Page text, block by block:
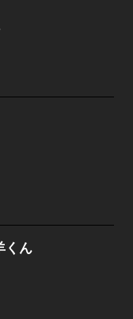
くん